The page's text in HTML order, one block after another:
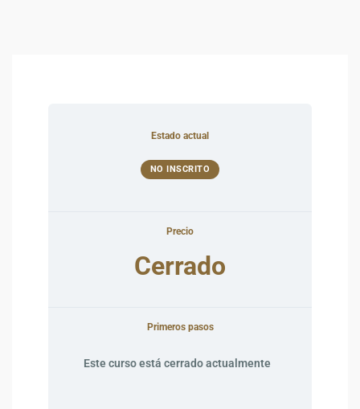
Estado actual
NO INSCRITO
Precio
Cerrado
Primeros pasos
Este curso está cerrado actualmente